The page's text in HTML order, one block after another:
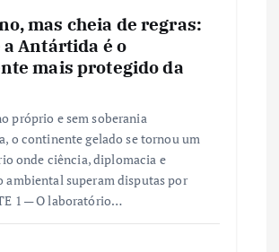
mas cheia de regras:
Antártida é o
mais protegido da
próprio e sem soberania
o continente gelado se tornou um
onde ciência, diplomacia e
ambiental superam disputas por
1 — O laboratório…